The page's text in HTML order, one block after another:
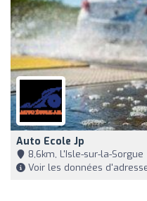
Auto Ecole Jp
8,6km, L'Isle-sur-la-Sorgue
Voir les données